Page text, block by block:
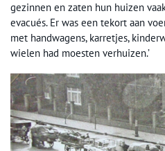
gezinnen en zaten hun huizen
evacués. Er was een tekort aan
met handwagens, karretjes,
wielen had moesten verhuizen.’